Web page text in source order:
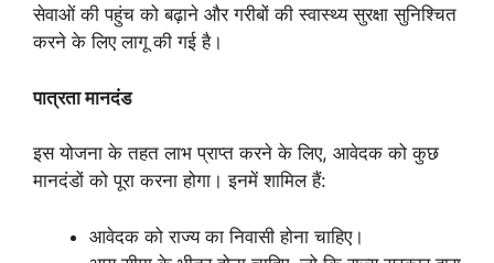
सेवाओं की पहुंच को बढ़ाने और गरीबों की स्वास्थ्य सुरक्षा सुनिश्चित
करने के लिए लागू की गई है।
पात्रता मानदंड
इस योजना के तहत लाभ प्राप्त करने के लिए, आवेदक को कुछ
मानदंडों को पूरा करना होगा। इनमें शामिल हैं:
आवेदक को राज्य का निवासी होना चाहिए।